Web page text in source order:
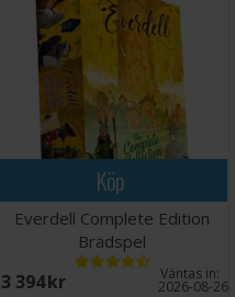
Köp
Everdell Complete Edition
Brädspel
3 394 SEK Väntas in:
2026-08-26